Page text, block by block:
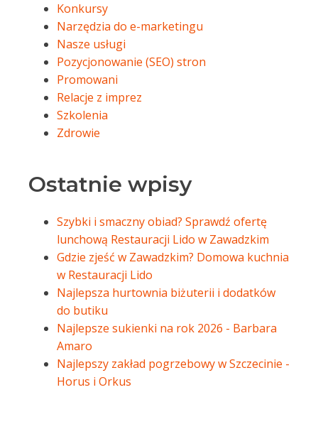
Konkursy
Narzędzia do e-marketingu
Nasze usługi
Pozycjonowanie (SEO) stron
Promowani
Relacje z imprez
Szkolenia
Zdrowie
Ostatnie wpisy
Szybki i smaczny obiad? Sprawdź ofertę
lunchową Restauracji Lido w Zawadzkim
Gdzie zjeść w Zawadzkim? Domowa kuchnia
w Restauracji Lido
Najlepsza hurtownia biżuterii i dodatków
do butiku
Najlepsze sukienki na rok 2026 - Barbara
Amaro
Najlepszy zakład pogrzebowy w Szczecinie -
Horus i Orkus